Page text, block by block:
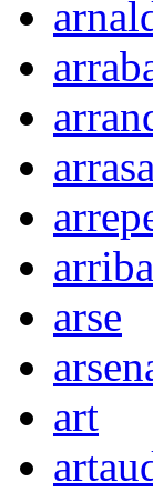
arrasa
arriba
arse
art